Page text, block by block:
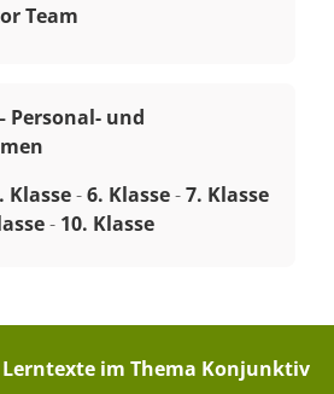
Team
Personal- und
Klasse-6. Klasse-7. Klasse
- 10. Klasse
im Thema Konjunktiv